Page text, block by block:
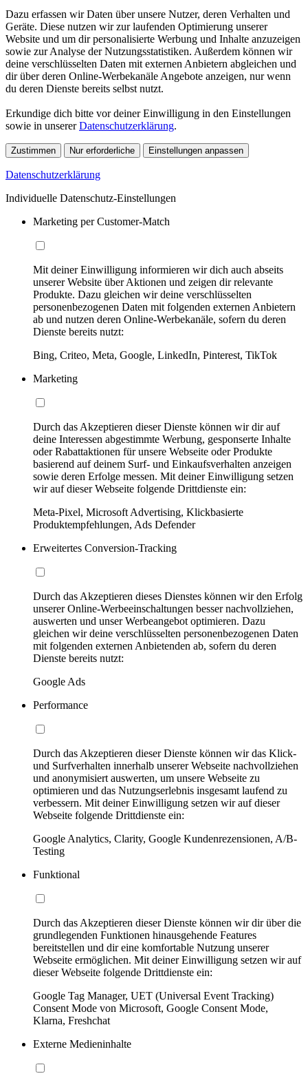
Dazu erfassen wir Daten über unsere Nutzer, deren Verhalten und
Geräte. Diese nutzen wir zur laufenden Optimierung unserer
Website und um dir personalisierte Werbung und Inhalte anzuzeigen
sowie zur Analyse der Nutzungsstatistiken. Außerdem können wir
deine verschlüsselten Daten mit externen Anbietern abgleichen und
dir über deren Online-Werbekanäle Angebote anzeigen, nur wenn
du deren Dienste bereits selbst nutzt.
Erkundige dich bitte vor deiner Einwilligung in den Einstellungen
sowie in unsererDatenschutzerklärung.
Zustimmen Nur erforderliche Einstellungen anpassen
Datenschutzerklärung
Individuelle Datenschutz-Einstellungen
Marketing per Customer-Match
Mit deiner Einwilligung informieren wir dich auch abseits
unserer Website über Aktionen und zeigen dir relevante
Produkte. Dazu gleichen wir deine verschlüsselten
personenbezogenen Daten mit folgenden externen Anbietern
ab und nutzen deren Online-Werbekanäle, sofern du deren
Dienste bereits nutzt:
Bing, Criteo, Meta, Google, LinkedIn, Pinterest, TikTok
Marketing
Durch das Akzeptieren dieser Dienste können wir dir auf
deine Interessen abgestimmte Werbung, gesponserte Inhalte
oder Rabattaktionen für unsere Webseite oder Produkte
basierend auf deinem Surf- und Einkaufsverhalten anzeigen
sowie deren Erfolge messen. Mit deiner Einwilligung setzen
wir auf dieser Webseite folgende Drittdienste ein:
Meta-Pixel, Microsoft Advertising, Klickbasierte
Produktempfehlungen, Ads Defender
Erweitertes Conversion-Tracking
Durch das Akzeptieren dieses Dienstes können wir den Erfolg
unserer Online-Werbeeinschaltungen besser nachvollziehen,
auswerten und unser Werbeangebot optimieren. Dazu
gleichen wir deine verschlüsselten personenbezogenen Daten
mit folgenden externen Anbietenden ab, sofern du deren
Dienste bereits nutzt:
Google Ads
Performance
Durch das Akzeptieren dieser Dienste können wir das Klick-
und Surfverhalten innerhalb unserer Webseite nachvollziehen
und anonymisiert auswerten, um unsere Webseite zu
optimieren und das Nutzungserlebnis insgesamt laufend zu
verbessern. Mit deiner Einwilligung setzen wir auf dieser
Webseite folgende Drittdienste ein:
Google Analytics, Clarity, Google Kundenrezensionen, A/B-
Testing
Funktional
Durch das Akzeptieren dieser Dienste können wir dir über die
grundlegenden Funktionen hinausgehende Features
bereitstellen und dir eine komfortable Nutzung unserer
Webseite ermöglichen. Mit deiner Einwilligung setzen wir auf
dieser Webseite folgende Drittdienste ein:
Google Tag Manager, UET (Universal Event Tracking)
Consent Mode von Microsoft, Google Consent Mode,
Klarna, Freshchat
Externe Medieninhalte